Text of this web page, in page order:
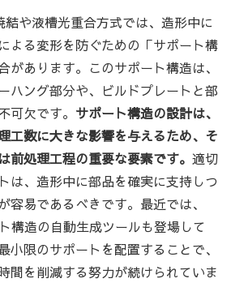
や液槽光重合方式では、造形中に
よる変形を防ぐための「サポート構
があります。このサポート構造は、
ハング部分や、ビルドプレートと部
可欠です。 サポート構造の設計は、
工数に大きな影響を与えるため、そ
前処理工程の重要な要素です。 適切
は、造形中に部品を確実に支持しつ
容易であるべきです。最近では、
構造の自動生成ツールも登場して
小限のサポートを配置することで、
間を削減する努力が続けられていま